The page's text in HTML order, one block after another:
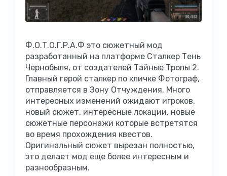
Ф.О.Т.О.Г.Р.А.Ф это сюжетный мод
разработанный на платформе Сталкер Тень
Чернобыля, от создателей Тайные Тропы 2.
Главный герой сталкер по кличке Фотограф,
отправляется в Зону Отчуждения. Много
интересных изменений ожидают игроков,
новый сюжет, интересные локации, новые
сюжетные персонажи которые встретятся
во время прохождения квестов.
Оригинальный сюжет вырезан полностью,
это делает мод еще более интересным и
разнообразным.